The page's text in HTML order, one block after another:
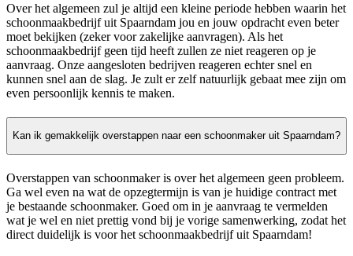
Over het algemeen zul je altijd een kleine periode hebben waarin het
schoonmaakbedrijf uit Spaarndam jou en jouw opdracht even beter
moet bekijken (zeker voor zakelijke aanvragen). Als het
schoonmaakbedrijf geen tijd heeft zullen ze niet reageren op je
aanvraag. Onze aangesloten bedrijven reageren echter snel en
kunnen snel aan de slag. Je zult er zelf natuurlijk gebaat mee zijn om
even persoonlijk kennis te maken.
Kan ik gemakkelijk overstappen naar een schoonmaker uit Spaarndam?
Overstappen van schoonmaker is over het algemeen geen probleem.
Ga wel even na wat de opzegtermijn is van je huidige contract met
je bestaande schoonmaker. Goed om in je aanvraag te vermelden
wat je wel en niet prettig vond bij je vorige samenwerking, zodat het
direct duidelijk is voor het schoonmaakbedrijf uit Spaarndam!